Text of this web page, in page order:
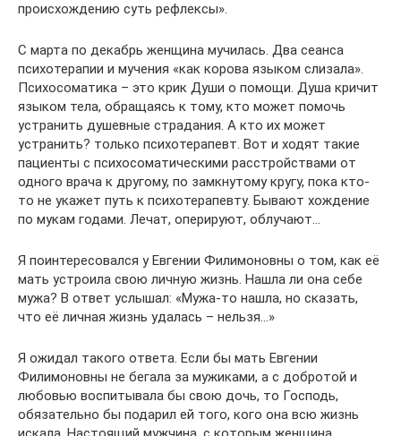
происхождению суть рефлексы».
С марта по декабрь женщина мучилась. Два сеанса
психотерапии и мучения «как корова языком слизала».
Психосоматика – это крик Души о помощи. Душа кричит
языком тела, обращаясь к тому, кто может помочь
устранить душевные страдания. А кто их может
устранить? только психотерапевт. Вот и ходят такие
пациенты с психосоматическими расстройствами от
одного врача к другому, по замкнутому кругу, пока кто-
то не укажет путь к психотерапевту. Бывают хождение
по мукам годами. Лечат, оперируют, облучают…
Я поинтересовался у Евгении Филимоновны о том, как её
мать устроила свою личную жизнь. Нашла ли она себе
мужа? В ответ услышал: «Мужа-то нашла, но сказать,
что её личная жизнь удалась – нельзя…»
Я ожидал такого ответа. Если бы мать Евгении
Филимоновны не бегала за мужиками, а с добротой и
любовью воспитывала бы свою дочь, то Господь,
обязательно бы подарил ей того, кого она всю жизнь